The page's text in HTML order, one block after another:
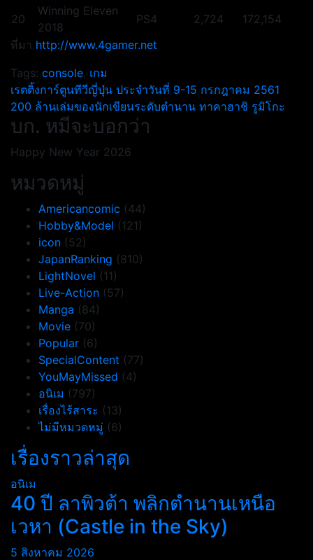
20
Winning Eleven
2018
PS4 2,724
172,154
ที่มา http://www.4gamer.net
Tags: console, เกม
แนะแนว
เรื่อง
เรตติ้งการ์ตูนทีวีญี่ปุ่น ประจำวันที่ 9-15 กรกฎาคม 2561
200 ล้านเล่มของนักเขียนระดับตำนาน ทาคาฮาชิ รูมิโกะ
บก. หมีจะบอกว่า
Happy New Year 2026
หมวดหมู่
Americancomic (44)
Hobby&Model (121)
icon (52)
JapanRanking (810)
LightNovel (11)
Live-Action (57)
Manga (84)
Movie (70)
Popular (6)
SpecialContent (77)
YouMayMissed (4)
อนิเม (797)
เรื่องไร้สาระ (13)
ไม่มีหมวดหมู่ (6)
เรื่องราวล่าสุด
อนิเม
40 ปี ลาพิวต้า พลิกตำนานเหนือ
เวหา (Castle in the Sky)
5 สิงหาคม 2026